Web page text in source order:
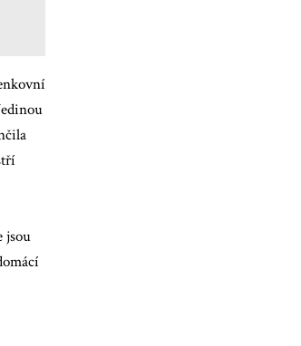
jsou